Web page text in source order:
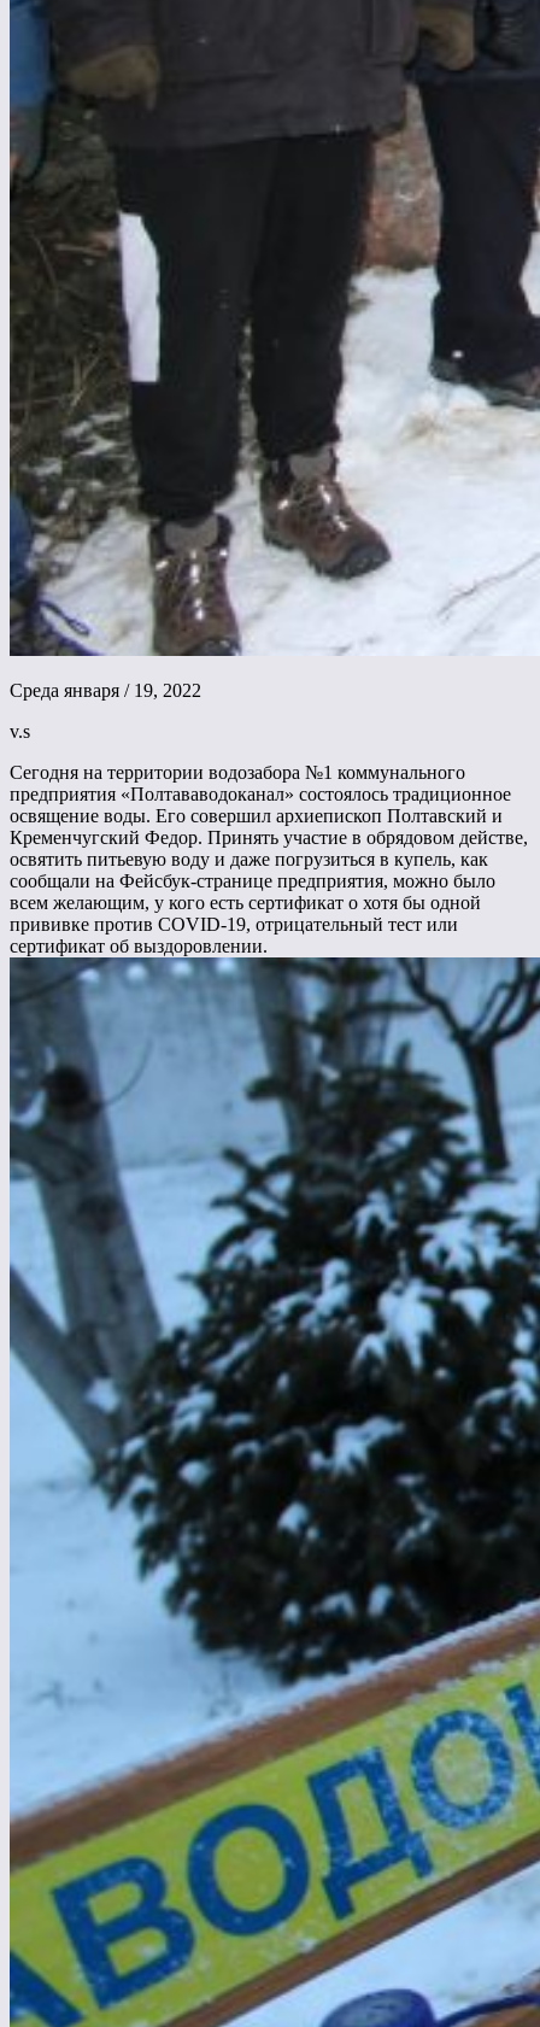
Среда января / 19, 2022
v.s
Сегодня на территории водозабора №1 коммунального
предприятия «Полтававодоканал» состоялось традиционное
освящение воды. Его совершил архиепископ Полтавский и
Кременчугский Федор. Принять участие в обрядовом действе,
освятить питьевую воду и даже погрузиться в купель, как
сообщали на Фейсбук-странице предприятия, можно было
всем желающим, у кого есть сертификат о хотя бы одной
прививке против COVID-19, отрицательный тест или
сертификат об выздоровлении.